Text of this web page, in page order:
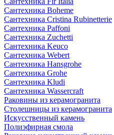
Сантехника Boheme
Сантехника Cristina Rubinetterie
Сантехника Paffoni
Сантехника Zuchetti
Сантехника Keuco
Сантехника Webert
Сантехника Hansgrohe
Сантехника Grohe
Сантехника Kludi
Сантехника Wassercraft
Раковины из керамогранита
Столешницы из керамогранита
Искусственный камень
Полиэфирная смола